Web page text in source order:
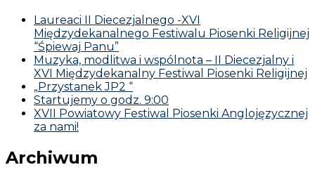
Laureaci II Diecezjalnego -XVI
Międzydekanalnego Festiwalu Piosenki Religijnej
“Śpiewaj Panu”
Muzyka, modlitwa i wspólnota – II Diecezjalny i
XVI Międzydekanalny Festiwal Piosenki Religijnej
„Przystanek JP2 “
Startujemy o godz. 9:00
XVII Powiatowy Festiwal Piosenki Anglojęzycznej
za nami!
Archiwum